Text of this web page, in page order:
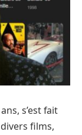
s’est fait
films,